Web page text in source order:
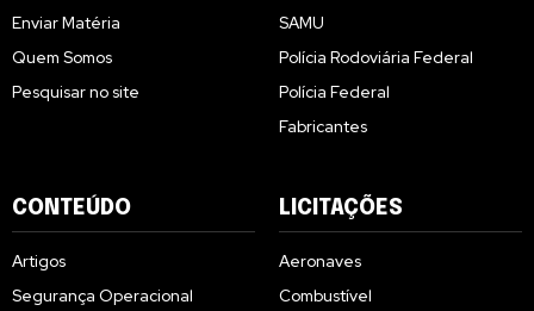
Enviar Matéria
Quem Somos
Pesquisar no site
SAMU
Polícia Rodoviária Federal
Polícia Federal
Fabricantes
CONTEÚDO
Artigos
Segurança Operacional
LICITAÇÕES
Aeronaves
Combustível